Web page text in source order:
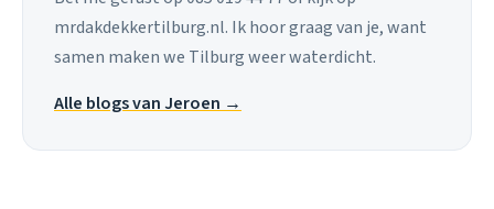
mrdakdekkertilburg.nl. Ik hoor graag van je, want
samen maken we Tilburg weer waterdicht.
Alle blogs van Jeroen →